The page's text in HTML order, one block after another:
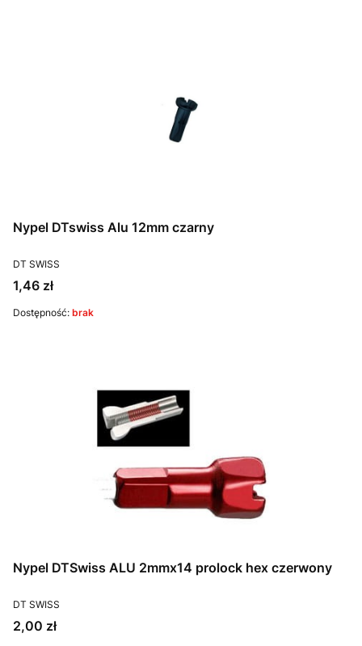
Nypel DTswiss Alu 12mm czarny
PRODUCENT
DT SWISS
Cena
1,46 zł
Dostępność: brak
Nypel DTSwiss ALU 2mmx14 prolock hex czerwony
PRODUCENT
DT SWISS
Cena
2,00 zł